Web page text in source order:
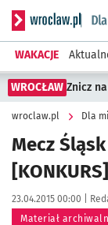
Serwis
WAKACJE
WROCŁAW Znicz
wroclaw.pl Dla
Mecz
[KONKURS]
Data publikacji:
23.04.2015 00:00 |
Materiał